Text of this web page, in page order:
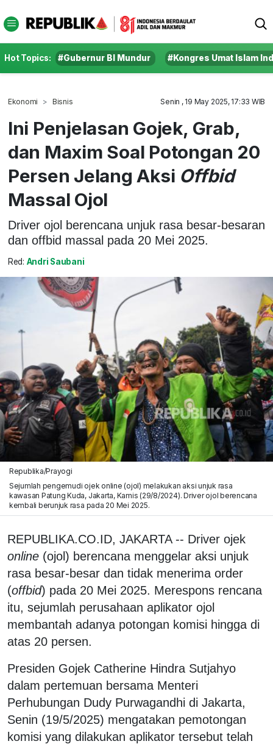
Hot Topics: #Gubernur BI Mundur #Kongres Umat Islam
Ekonomi Bisnis Senin , 19 May 2025, 17:33 WIB
Ini Penjelasan Gojek, Grab,
dan Maxim Soal Potongan 20
Persen Jelang Aksi Offbid
Massal Ojol
Driver ojol berencana unjuk rasa besar-besaran
dan offbid massal pada 20 Mei 2025.
Red: Andri Saubani
Republika/Prayogi
Sejumlah pengemudi ojek online (ojol) melakukan aksi unjuk rasa
kawasan Patung Kuda, Jakarta, Kamis (29/8/2024). Driver ojol berencana
kembali berunjuk rasa pada 20 Mei 2025.
REPUBLIKA.CO.ID, JAKARTA -- Driver ojek
online (ojol) berencana menggelar aksi unjuk
rasa besar-besar dan tidak menerima order
(offbid) pada 20 Mei 2025. Merespons rencana
itu, sejumlah perusahaan aplikator ojol
membantah adanya potongan komisi hingga di
atas 20 persen.
Presiden Gojek Catherine Hindra Sutjahyo
dalam pertemuan bersama Menteri
Perhubungan Dudy Purwagandhi di Jakarta,
Senin (19/5/2025) mengatakan pemotongan
komisi yang dilakukan aplikator tersebut telah